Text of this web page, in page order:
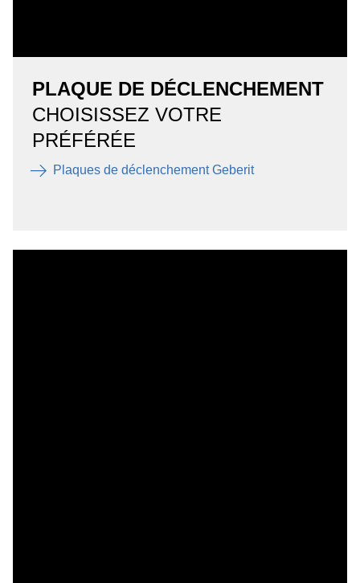
PLAQUE DE DÉCLENCHEMENT
CHOISISSEZ VOTRE
PRÉFÉRÉE
Plaques de déclenchement Geberit